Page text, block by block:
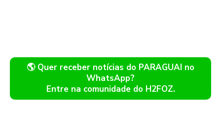
🌎 Quer receber notícias do PARAGUAI no
WhatsApp?
Entre na comunidade do H2FOZ.